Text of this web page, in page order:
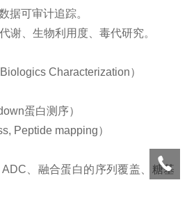
据可审计追踪。
谢、生物利用度、毒代研究。
Characterization）
蛋白测序）
Peptide mapping）
、融合蛋白的序列覆盖、糖基